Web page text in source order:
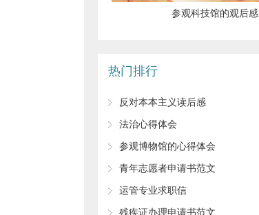
参观科技馆的观后感
热门排行
反对本本主义读后感
法治心得体会
参观博物馆的心得体会
青年志愿者申请书范文
运管专业求职信
残疾证办理申请书范文